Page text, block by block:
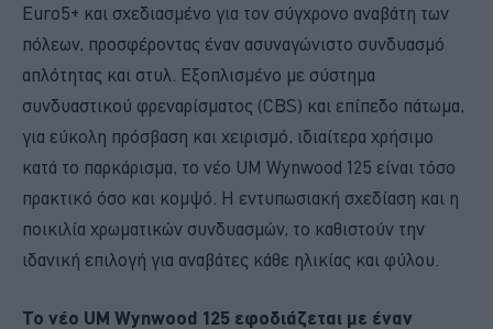
Euro5+ και σχεδιασμένο για τον σύγχρονο αναβάτη των
πόλεων, προσφέροντας έναν ασυναγώνιστο συνδυασμό
απλότητας και στυλ. Εξοπλισμένο με σύστημα
συνδυαστικού φρεναρίσματος (CBS) και επίπεδο πάτωμα,
για εύκολη πρόσβαση και χειρισμό, ιδιαίτερα χρήσιμο
κατά το παρκάρισμα, το νέο UM Wynwood 125 είναι τόσο
πρακτικό όσο και κομψό. Η εντυπωσιακή σχεδίαση και η
ποικιλία χρωματικών συνδυασμών, το καθιστούν την
ιδανική επιλογή για αναβάτες κάθε ηλικίας και φύλου.
Το νέο UM Wynwood 125 εφοδιάζεται με έναν